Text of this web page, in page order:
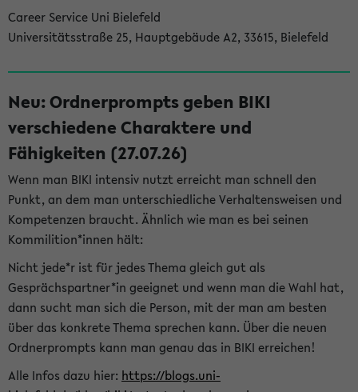
Career Service Uni Bielefeld
Universitätsstraße 25, Hauptgebäude A2, 33615, Bielefeld
Neu: Ordnerprompts geben BIKI
verschiedene Charaktere und
Fähigkeiten (27.07.26)
Wenn man BIKI intensiv nutzt erreicht man schnell den
Punkt, an dem man unterschiedliche Verhaltensweisen und
Kompetenzen braucht. Ähnlich wie man es bei seinen
Kommilition*innen hält:
Nicht jede*r ist für jedes Thema gleich gut als
Gesprächspartner*in geeignet und wenn man die Wahl hat,
dann sucht man sich die Person, mit der man am besten
über das konkrete Thema sprechen kann. Über die neuen
Ordnerprompts kann man genau das in BIKI erreichen!
Alle Infos dazu hier: https://blogs.uni-